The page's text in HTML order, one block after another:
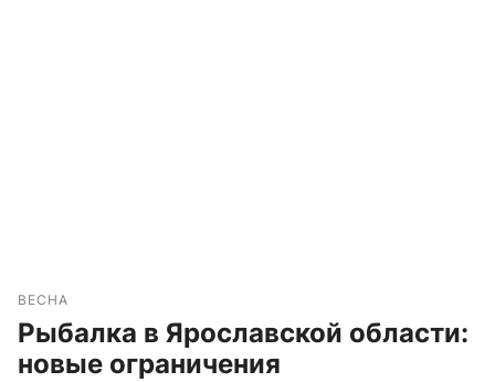
ВЕСНА
Рыбалка в Ярославской области:
новые ограничения